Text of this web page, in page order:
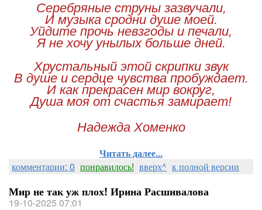
Серебряные струны зазвучали,
И музыка сродни душе моей.
Уйдите прочь невзгоды и печали,
Я не хочу унылых больше дней.
Хрустальный этой скрипки звук
В душе и сердце чувства пробуждает.
И как прекрасен мир вокруг,
Душа моя от счастья замирает!
Надежда Хоменко
Читать далее...
комментарии: 0 понравилось! вверх^ к полной версии
Мир не так уж плох! Ирина Расшивалова
19-10-2025 07:01